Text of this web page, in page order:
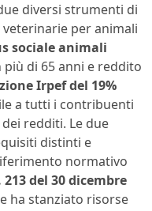
diversi strumenti di
per animali
sociale animali
di 65 anni e reddito
Irpef del 19%
a tutti i contribuenti
redditi. Le due
distinti e
normativo
213 del 30 dicembre
ha stanziato risorse